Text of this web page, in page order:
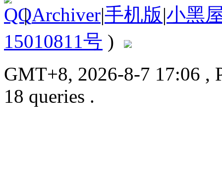
| Archiver|手机版|小黑
15010811号 )
GMT+8, 2026-8-7 17:06 ,
18 queries .